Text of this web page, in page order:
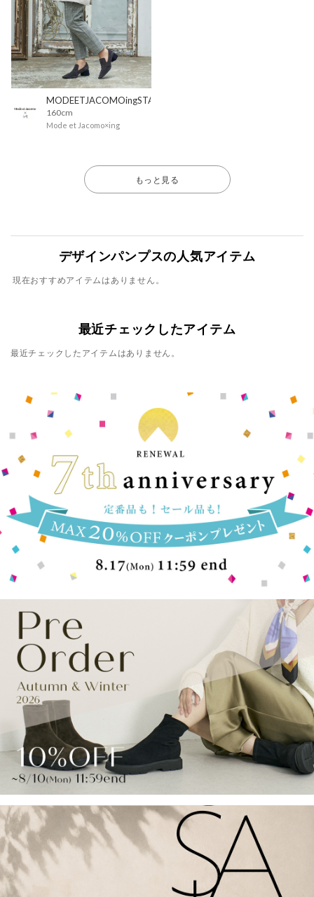
MODEETJACOMOingSTAFF
160cm
Mode et Jacomo×ing
もっと見る
デザインパンプスの人気アイテム
現在おすすめアイテムはありません。
最近チェックしたアイテム
最近チェックしたアイテムはありません。